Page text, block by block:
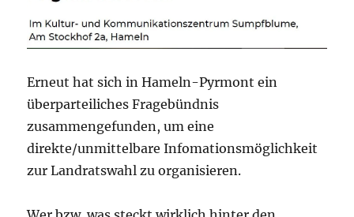
Erneut hat sich in Hameln-Pyrmont ein
überparteiliches Fragebündnis
zusammengefunden, um eine
direkte/unmittelbare Infomationsmöglichkeit
zur Landratswahl zu organisieren.